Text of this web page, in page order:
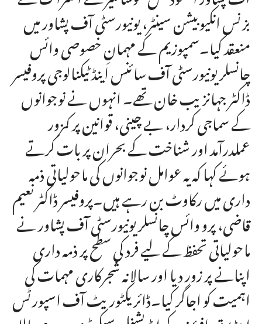
بزنس انکیوبیشن سینٹر، یونیورسٹی آف پشاور میں
منعقد کیا۔سمپوزیم کے مہمانِ خصوصی وائس
چانسلر یونیورسٹی آف سائنس اینڈ ٹیکنالوجی پروفیسر
ڈاکٹر جہانزیب خان تھے۔ انہوں نے نوجوانوں
کے سماجی کردار، بے چینی، قوانین پر کمزور
عملدرآمد اور شناخت کے بحران پر بات کرتے
ہوئے کہا کہ یہ عوامل نوجوانوں کی ماحولیاتی ذمہ
داری میں رکاوٹ بن رہے ہیں۔پروفیسر ڈاکٹر نعیم
قاضی، پرو وائس چانسلر یونیورسٹی آف پشاور نے
ماحولیاتی تحفظ کے لیے فرد کی سطح پر ذمہ داری
اپنانے پر زور دیا اور سالانہ شجرکاری مہمات کی
اہمیت کو اجاگر کیا۔ڈائریکٹوریٹ آف اسپورٹس